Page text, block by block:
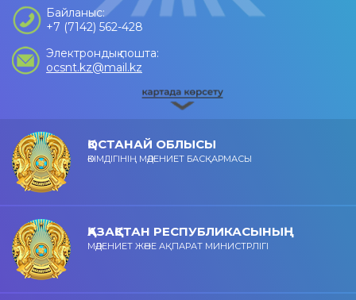
Байланыс:
+7 (7142) 562-428
Электрондық пошта:
ocsnt.kz@mail.kz
ҚОСТАНАЙ ОБЛЫСЫ
ӘКІМДІГІНІҢ МӘДЕНИЕТ БАСҚАРМАСЫ
ҚАЗАҚСТАН РЕСПУБЛИКАСЫНЫҢ
МӘДЕНИЕТ ЖӘНЕ АҚПАРАТ МИНИСТРЛІГІ